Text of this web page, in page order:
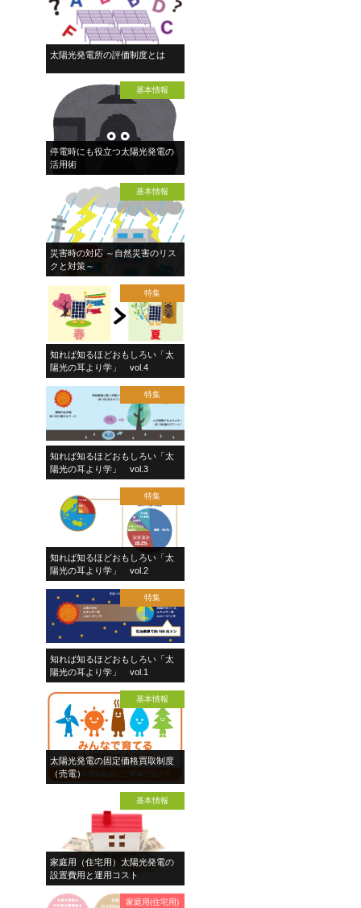
太陽光発電所の評価制度とは
基本情報
停電時にも役立つ太陽光発電の
活用術
基本情報
災害時の対応 ～自然災害のリス
クと対策～
特集
知れば知るほどおもしろい「太
陽光の耳より学」 vol.4
特集
知れば知るほどおもしろい「太
陽光の耳より学」 vol.3
特集
知れば知るほどおもしろい「太
陽光の耳より学」 vol.2
特集
知れば知るほどおもしろい「太
陽光の耳より学」 vol.1
基本情報
太陽光発電の固定価格買取制度
（売電）
基本情報
家庭用（住宅用）太陽光発電の
設置費用と運用コスト
家庭用(住宅用)